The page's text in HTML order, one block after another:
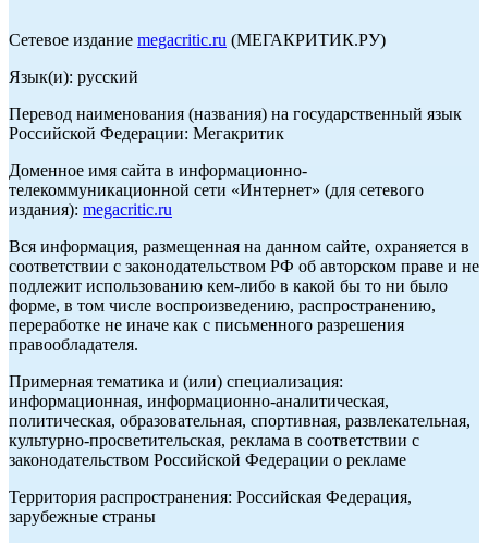
Сетевое издание megacritic.ru (МЕГАКРИТИК.РУ)
Язык(и): русский
Перевод наименования (названия) на государственный язык
Российской Федерации: Мегакритик
Доменное имя сайта в информационно-
телекоммуникационной сети «Интернет» (для сетевого
издания): megacritic.ru
Вся информация, размещенная на данном сайте, охраняется в
соответствии с законодательством РФ об авторском праве и не
подлежит использованию кем-либо в какой бы то ни было
форме, в том числе воспроизведению, распространению,
переработке не иначе как с письменного разрешения
правообладателя.
Примерная тематика и (или) специализация:
информационная, информационно-аналитическая,
политическая, образовательная, спортивная, развлекательная,
культурно-просветительская, реклама в соответствии с
законодательством Российской Федерации о рекламе
Территория распространения: Российская Федерация,
зарубежные страны